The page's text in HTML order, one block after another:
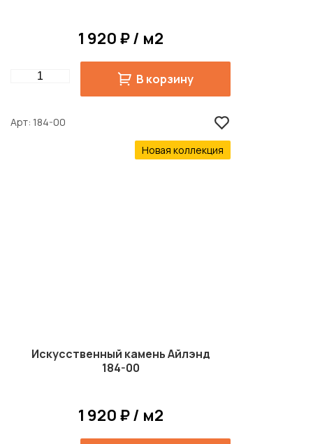
1 920 ₽ / м2
Quantity В корзину
Арт 184-00
Новая коллекция
Искусственный камень Айлэнд
184-00
1 920 ₽ / м2